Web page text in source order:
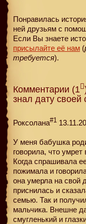
Понравилась
ней друзьям с
Если Вы знаете
присылайте её нам (
требуется).
Комментарии (1
знал дату своей
Роксолана#1
У меня бабушка
говорила, что умрет
Когда спрашивала
пожимала и
она умерла на свой
приснилась и
семью. Так и
мальчика. Внешне
смугленький и